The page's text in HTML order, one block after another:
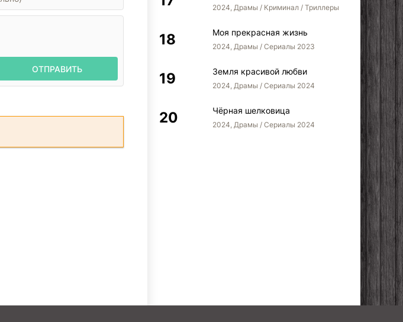
ОТПРАВИТЬ
2024, Драмы / Криминал / Триллеры
Моя прекрасная жизнь
2024, Драмы / Сериалы 2023
Земля красивой любви
2024, Драмы / Сериалы 2024
Чёрная шелковица
2024, Драмы / Сериалы 2024